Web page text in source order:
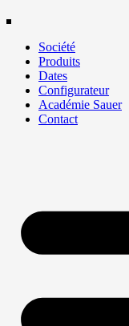
Société
Produits
Dates
Configurateur
Académie Sauer
Contact